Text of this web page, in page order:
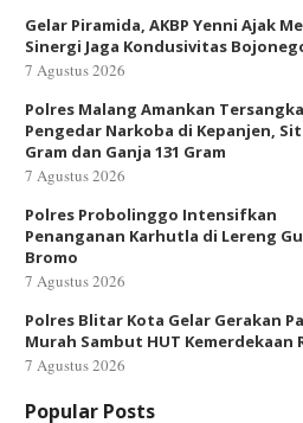
Gelar Piramida, AKBP Yenni Ajak
Sinergi Jaga Kondusivitas
7 Agustus 2026
Polres Malang Amankan Tersangka
Pengedar Narkoba di Kepanjen,
Gram dan Ganja 131 Gram
7 Agustus 2026
Polres Probolinggo Intensifkan
Penanganan Karhutla di Lereng
Bromo
7 Agustus 2026
Polres Blitar Kota Gelar Gerakan
Murah Sambut HUT Kemerdekaan
7 Agustus 2026
Popular Posts